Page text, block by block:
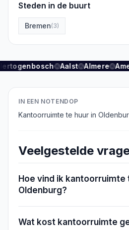
Steden in de buurt
Bremen(3)
Aalst Almere
IN EEN NOTENDOP
Kantoorruimte te huur in
Veelgestelde
Hoe vind ik kantoorruimte
Oldenburg?
Wat kost kantoorruimte